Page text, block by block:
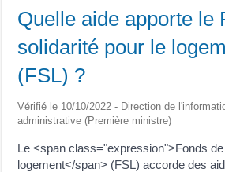
Quelle aide apporte le
solidarité pour le
(FSL) ?
Vérifié le 10/10/2022 - Direction de
administrative (Première ministre)
Le <span class="expression">Fonds
logement</span> (FSL) accorde des